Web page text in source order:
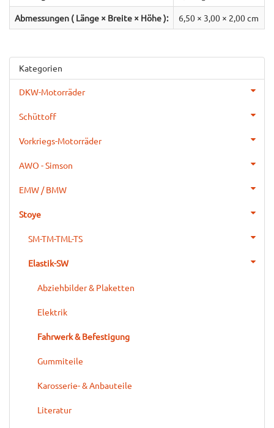
Abmessungen ( Länge × Breite × Höhe ): 6,50 × 3,00 × 2,00 cm
Kategorien
DKW-Motorräder
Schüttoff
Vorkriegs-Motorräder
AWO - Simson
EMW / BMW
Stoye
SM-TM-TML-TS
Elastik-SW
Abziehbilder & Plaketten
Elektrik
Fahrwerk & Befestigung
Gummiteile
Karosserie- & Anbauteile
Literatur